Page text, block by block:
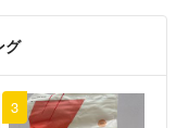
グ
3